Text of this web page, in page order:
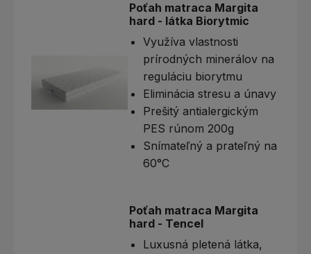
Poťah matraca Margita
hard - látka Biorytmic
Využíva vlastnosti
prírodných minerálov na
reguláciu biorytmu
Eliminácia stresu a únavy
Prešitý antialergickým
PES rúnom 200g
Snímateľný a prateľný na
60°C
Poťah matraca Margita
hard - Tencel
Luxusná pletená látka,